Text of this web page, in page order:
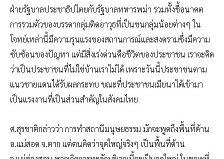
ฝ่ายรัฐบาลประชาธิปไตยกับรัฐบาลทหารพม่า รวมทั้งชี้อนาคต
การรวมตัวของบรรดากลุ่มติดอาวุธที่เป็นชนกลุ่มน้อยต่างๆ ใน
โจทย์เหล่านี้มีความรุนแรงของสถานการณ์และสงครามซึ่งมีความ
ซับซ้อนของปัญหา แต่มีสิ่งเร่งด่วนคือชีวิตของประชาชน เราจะคิด
ว่าเป็นประชาชนที่ไม่ใช่บ้านเราไม่ได้ เพราะวันนี้ประชาชนตาม
แนวชายแดนได้รับผลกระทบ ขณะที่ประชาชนเมียนาได้เข้ามา
เป็นแรงงานที่เป็นส่วนสำคัญในสังคมไทย
ศ.สุรชาติกล่าวว่า การทำสถานีมนุษยธรรม มักจะพูดถึงพื้นที่ด้าน
อ.แม่สอด จ.ตาก แต่ตนคิดว่าจุดใหญ่จริงๆ เป็นพื้นที่ด้าน